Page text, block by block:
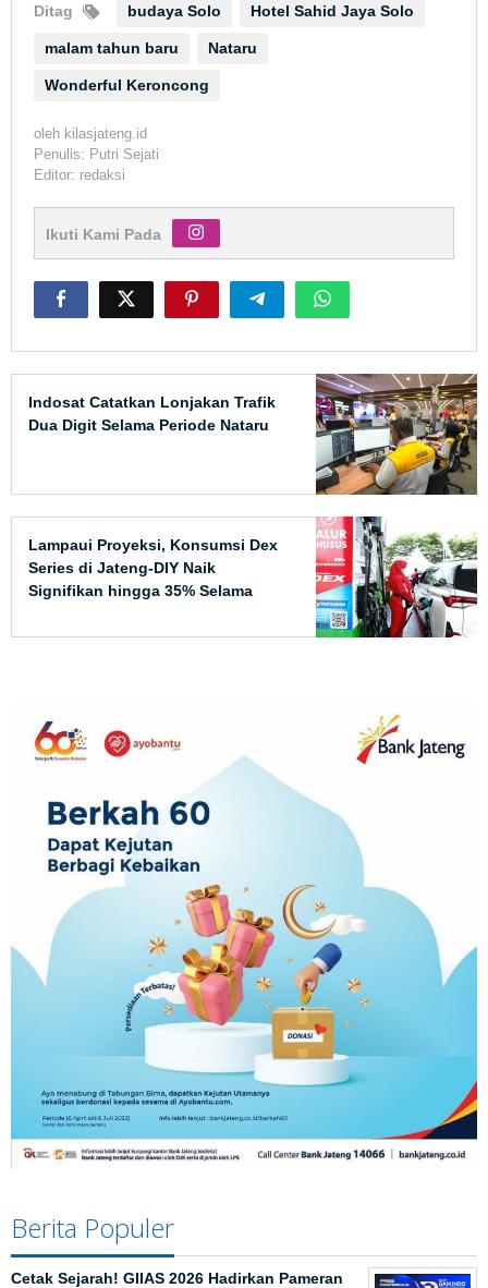
Ditag budaya Solo Hotel Sahid Jaya Solo
malam tahun baru Nataru
Wonderful Keroncong
oleh kilasjateng.id
Penulis: Putri Sejati
Editor: redaksi
Ikuti Kami Pada
Indosat Catatkan Lonjakan Trafik
Dua Digit Selama Periode Nataru
Lampaui Proyeksi, Konsumsi Dex
Series di Jateng-DIY Naik
Signifikan hingga 35% Selama
Berita Populer
Cetak Sejarah! GIIAS 2026 Hadirkan Pameran